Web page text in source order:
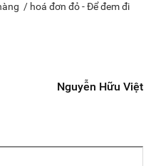
/ hoá đơn đỏ - Để đem đi
Nguyễn Hữu Việt